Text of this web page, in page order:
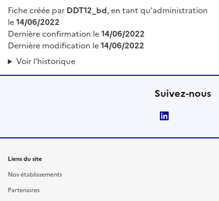
Fiche créée par DDT12_bd, en tant qu'administration
le14/06/2022
Dernière confirmation le14/06/2022
Dernière modification le14/06/2022
Voir l'historique
Suivez-nous
Liens du site
Nos établissements
Partenaires